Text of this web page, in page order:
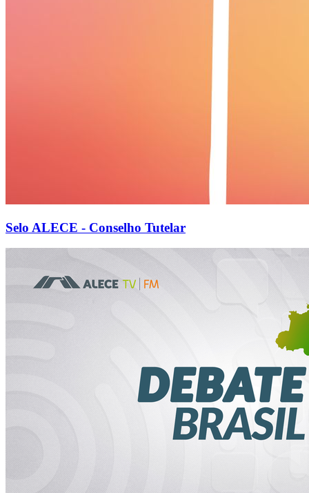
Selo ALECE - Conselho Tutelar